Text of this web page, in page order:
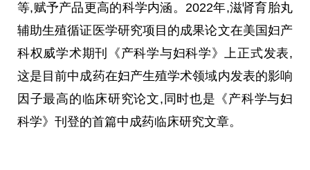
等,赋予产品更高的科学内涵。2022年,滋肾育胎丸
辅助生殖循证医学研究项目的成果论文在美国妇产
科权威学术期刊《产科学与妇科学》上正式发表,
这是目前中成药在妇产生殖学术领域内发表的影响
因子最高的临床研究论文,同时也是《产科学与妇
科学》刊登的首篇中成药临床研究文章。